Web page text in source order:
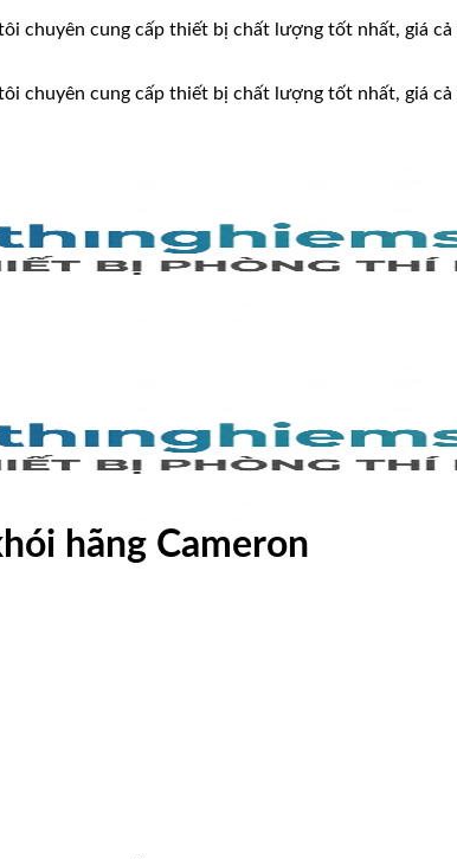
chuyên cung cấp thiết bị chất lượng tốt nhất, giá
chuyên cung cấp thiết bị chất lượng tốt nhất, giá
hãng Cameron